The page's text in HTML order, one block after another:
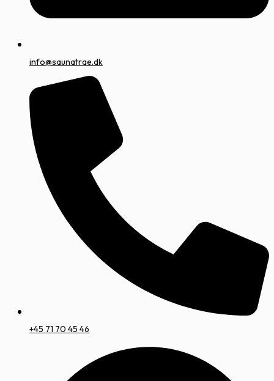
info@saunatrae.dk
+45 71 70 45 46